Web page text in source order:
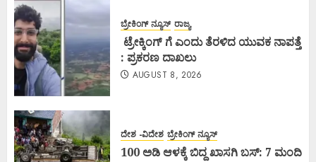
ಬ್ರೇಕಿಂಗ್ ನ್ಯೂಸ್ ರಾಜ್ಯ
ಟ್ರೇಕ್ಕಿಂಗ್ ಗೆ ಎಂದು ತೆರಳಿದ ಯುವಕ ನಾಪತ್ತೆ
: ಪ್ರಕರಣ ದಾಖಲು
AUGUST 8, 2026
ದೇಶ -ವಿದೇಶ ಬ್ರೇಕಿಂಗ್ ನ್ಯೂಸ್
100 ಅಡಿ ಆಳಕ್ಕೆ ಬಿದ್ದ ಖಾಸಗಿ ಬಸ್: 7 ಮಂದಿ